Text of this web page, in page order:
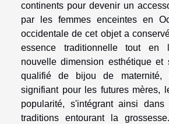
continents pour devenir un
par les femmes enceintes en
occidentale de cet objet a
essence traditionnelle tout en
nouvelle dimension esthétique et
qualifié de bijou de maternité,
signifiant pour les futures mères,
popularité, s'intégrant ainsi
traditions entourant la